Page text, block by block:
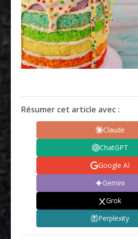
Résumer cet article avec :
Claude
ChatGPT
Google AI
Gemini
Grok
Perplexity